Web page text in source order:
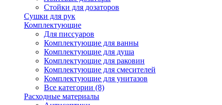
Стойки для дозаторов
Сушки для рук
Комплектующие
Для писсуаров
Комплектующие для ванны
Комплектующие для душа
Комплектующие для раковин
Комплектующие для смесителей
Комплектующие для унитазов
Все категории (8)
Расходные материалы